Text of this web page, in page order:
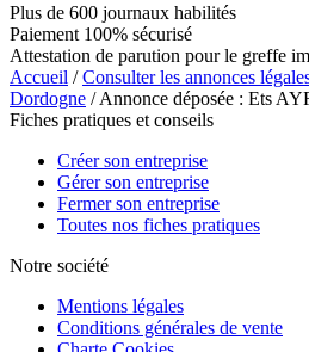
Plus de 600 journaux habilités
Paiement 100% sécurisé
Attestation de parution pour le greffe
Accueil /Consulter les annonces
Dordogne / Annonce déposée : Ets
Fiches pratiques et conseils
Créer son entreprise
Gérer son entreprise
Fermer son entreprise
Toutes nos fiches pratiques
Notre société
Mentions légales
Conditions générales de vente